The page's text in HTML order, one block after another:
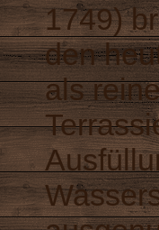
1749)
den
als